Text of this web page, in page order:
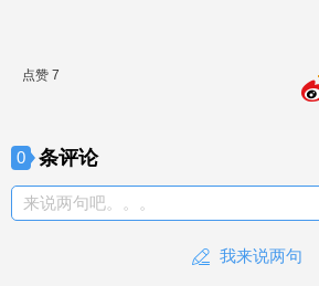
点赞 7
0 条评论
来说两句吧。。。
我来说两句